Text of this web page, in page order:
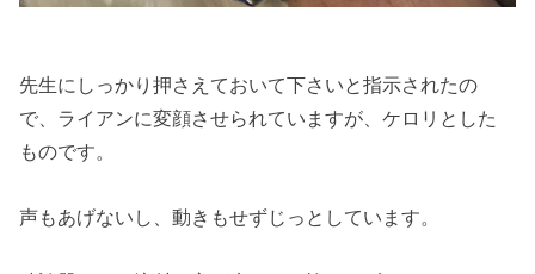
先生にしっかり押さえておいて下さいと指示されたの
で、ライアンに変顔させられていますが、ケロリとした
ものです。
声もあげないし、動きもせずじっとしています。